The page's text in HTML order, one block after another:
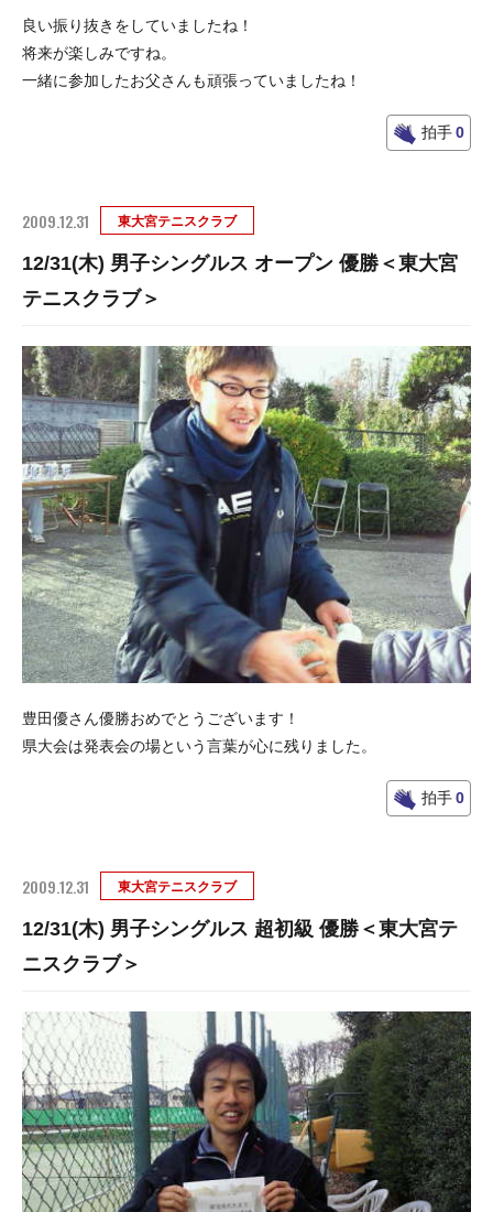
良い振り抜きをしていましたね！
将来が楽しみですね。
一緒に参加したお父さんも頑張っていましたね！
拍手0
2009.12.31 東大宮テニスクラブ
12/31(木) 男子シングルス オープン 優勝＜東大宮
テニスクラブ＞
豊田優さん優勝おめでとうございます！
県大会は発表会の場という言葉が心に残りました。
拍手0
2009.12.31 東大宮テニスクラブ
12/31(木) 男子シングルス 超初級 優勝＜東大宮テ
ニスクラブ＞